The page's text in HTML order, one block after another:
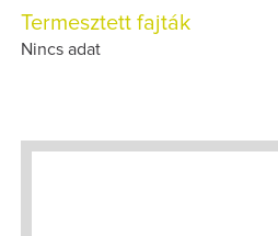
Termesztett fajták
Nincs adat